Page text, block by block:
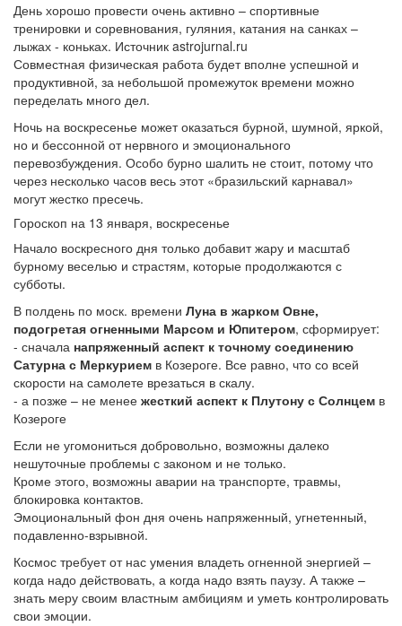
День хорошо провести очень активно – спортивные
тренировки и соревнования, гуляния, катания на санках –
лыжах - коньках. Источник astrojurnal.ru
Совместная физическая работа будет вполне успешной и
продуктивной, за небольшой промежуток времени можно
переделать много дел.
Ночь на воскресенье может оказаться бурной, шумной, яркой,
но и бессонной от нервного и эмоционального
перевозбуждения. Особо бурно шалить не стоит, потому что
через несколько часов весь этот «бразильский карнавал»
могут жестко пресечь.
Гороскоп на 13 января, воскресенье
Начало воскресного дня только добавит жару и масштаб
бурному веселью и страстям, которые продолжаются с
субботы.
В полдень по моск. времени Луна в жарком Овне,
подогретая огненными Марсом и Юпитером, сформирует:
- сначала напряженный аспект к точному соединению
Сатурна с Меркурием в Козероге. Все равно, что со всей
скорости на самолете врезаться в скалу.
- а позже – не менее жесткий аспект к Плутону с Солнцем в
Козероге
Если не угомониться добровольно, возможны далеко
нешуточные проблемы с законом и не только.
Кроме этого, возможны аварии на транспорте, травмы,
блокировка контактов.
Эмоциональный фон дня очень напряженный, угнетенный,
подавленно-взрывной.
Космос требует от нас умения владеть огненной энергией –
когда надо действовать, а когда надо взять паузу. А также –
знать меру своим властным амбициям и уметь контролировать
свои эмоции.